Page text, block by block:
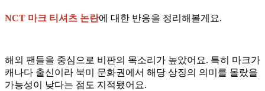
NCT 마크 티셔츠 논란에 대한 반응을 정리해볼게요.
해외 팬들을 중심으로 비판의 목소리가 높았어요. 특히 마크가
캐나다 출신이라 북미 문화권에서 해당 상징의 의미를 몰랐을
가능성이 낮다는 점도 지적됐어요.